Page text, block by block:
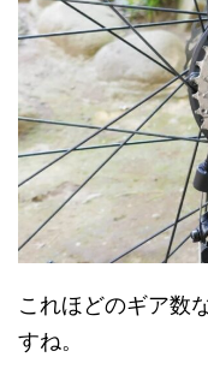
これほどのギア数
すね。